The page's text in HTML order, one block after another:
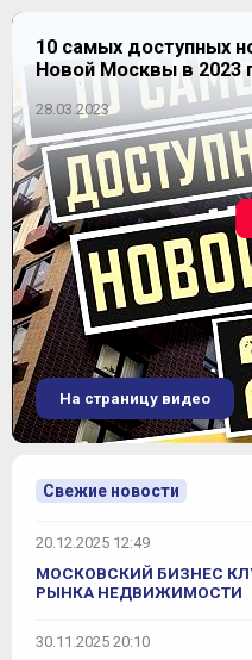
10 самых доступных
Новой Москвы в 2023
28.03.2023
На страницу видео
Свежие новости
20.12.2025 12:49
МОСКОВСКИЙ БИЗНЕС
РЫНКА НЕДВИЖИМОСТИ
30.11.2025 20:10